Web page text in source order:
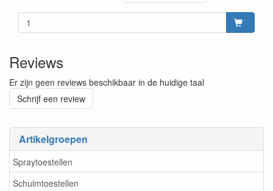
Artikelgroepen
Spraytoestellen
Schuimtoestellen
Reviews
Er zijn geen reviews beschikbaar in de huidige taal
Schrijf een review